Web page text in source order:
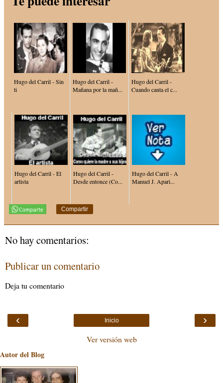
Hugo del Carril - Sin
ti
Hugo del Carril -
Mañana por la mañ...
Hugo del Carril -
Cuando canta el c...
Hugo del Carril - El
artista
Hugo del Carril -
Desde entonce (Co...
Hugo del Carril - A
Manuel J. Apari...
Compartir
No hay comentarios:
Publicar un comentario
Deja tu comentario
‹ ›
Inicio
Ver versión web
Autor del Blog